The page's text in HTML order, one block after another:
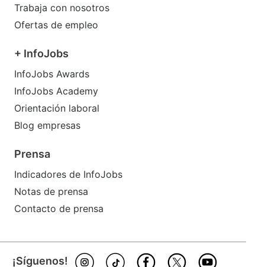
Trabaja con nosotros
Ofertas de empleo
+ InfoJobs
InfoJobs Awards
InfoJobs Academy
Orientación laboral
Blog empresas
Prensa
Indicadores de InfoJobs
Notas de prensa
Contacto de prensa
¡Síguenos!